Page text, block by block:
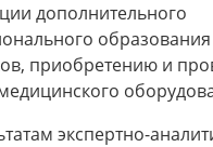
дополнительного
приобретению и
экспертно-